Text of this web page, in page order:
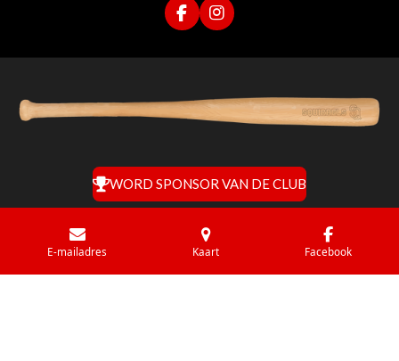
F
a
o
o
I
n
g
r
WORD SPONSOR VAN DE CLUB
E-mailadres Kaart Facebook